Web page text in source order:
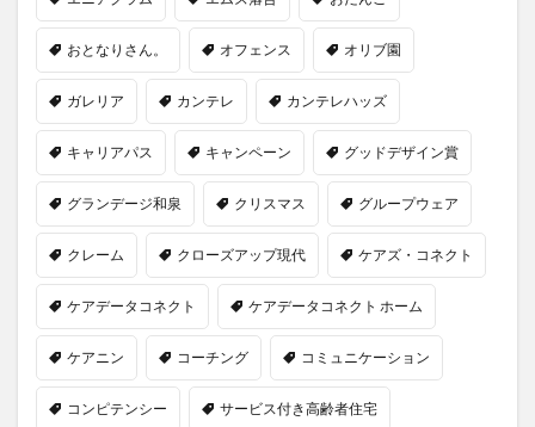
おとなりさん。 オフェンス オリブ園
ガレリア カンテレ カンテレハッズ
キャリアパス キャンペーン グッドデザイン賞
グランデージ和泉 クリスマス グループウェア
クレーム クローズアップ現代 ケアズ・コネクト
ケアデータコネクト ケアデータコネクト ホーム
ケアニン コーチング コミュニケーション
コンピテンシー サービス付き高齢者住宅